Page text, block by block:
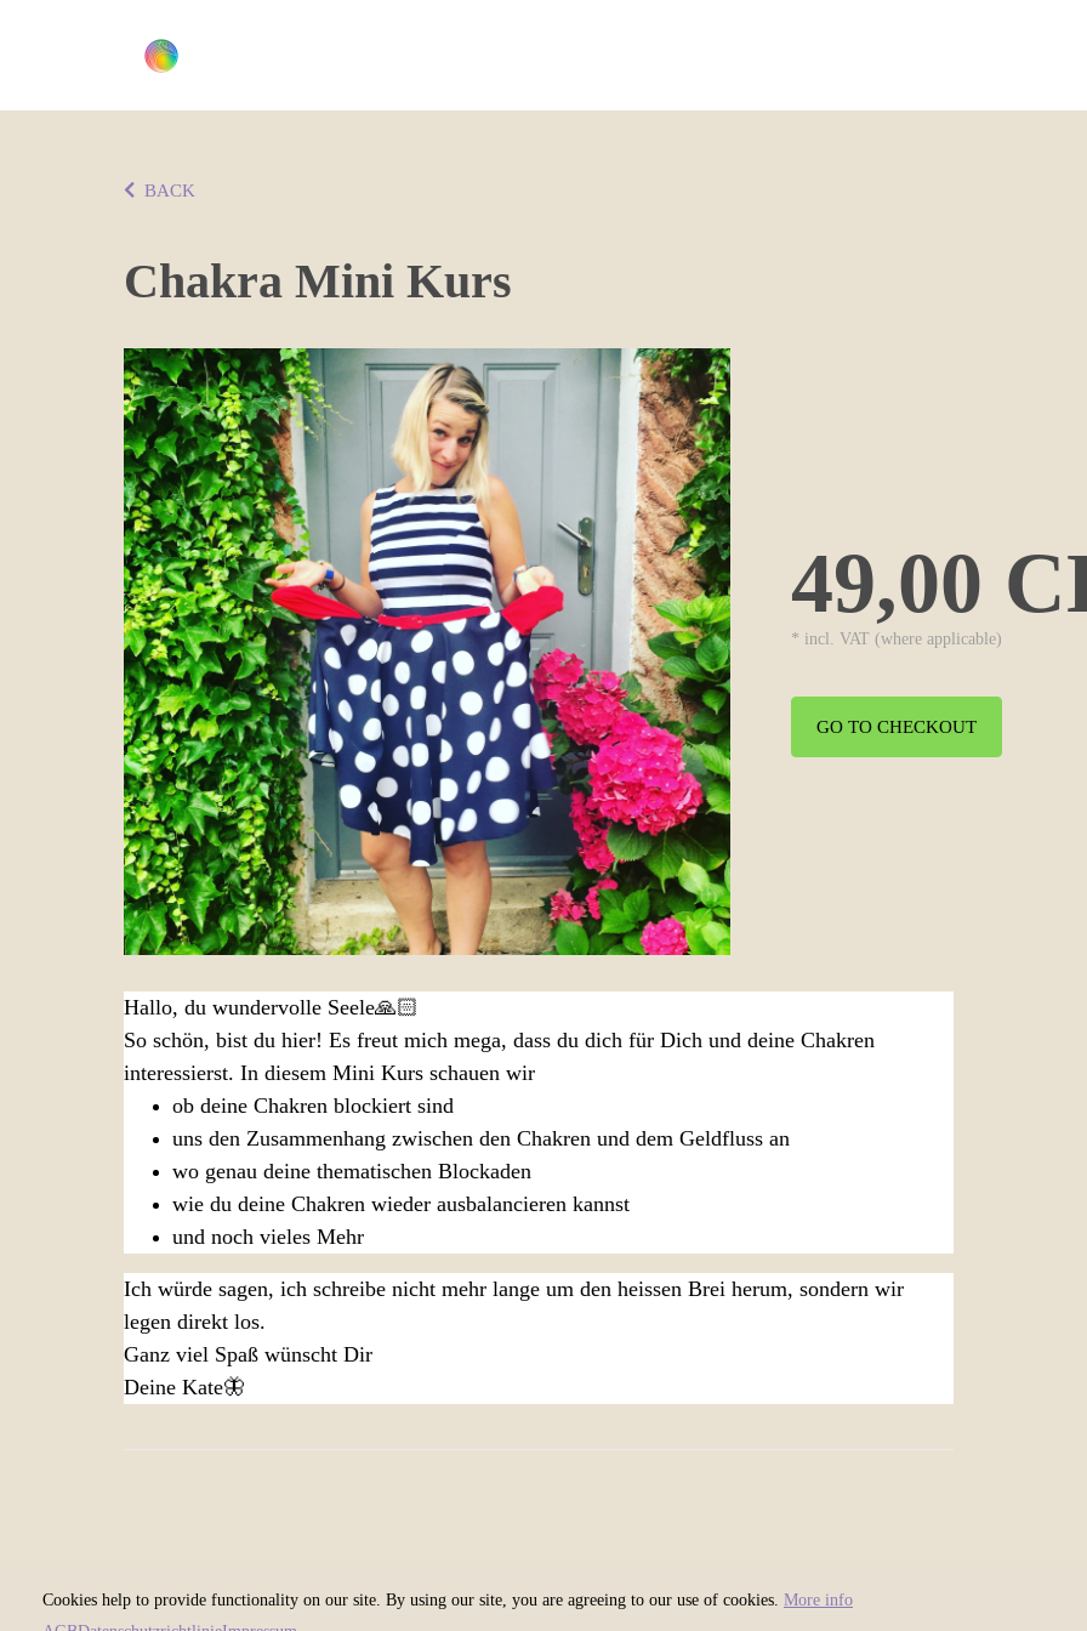
BACK
Chakra Mini Kurs
49,00
* incl. VAT (where applicable)
GO TO CHECKOUT
Hallo, du wundervolle Seele🙏🏻
So schön, bist du hier! Es freut mich mega, dass du dich für Dich und deine Chakren
interessierst. In diesem Mini Kurs schauen wir
ob deine Chakren blockiert sind
uns den Zusammenhang zwischen den Chakren und dem Geldfluss an
wo genau deine thematischen Blockaden
wie du deine Chakren wieder ausbalancieren kannst
und noch vieles Mehr
Ich würde sagen, ich schreibe nicht mehr lange um den heissen Brei herum, sondern wir
legen direkt los.
Ganz viel Spaß wünscht Dir
Deine Kate🦋
Cookies help to provide functionality on our site. By using our site, you are agreeing to our use of cookies. More info